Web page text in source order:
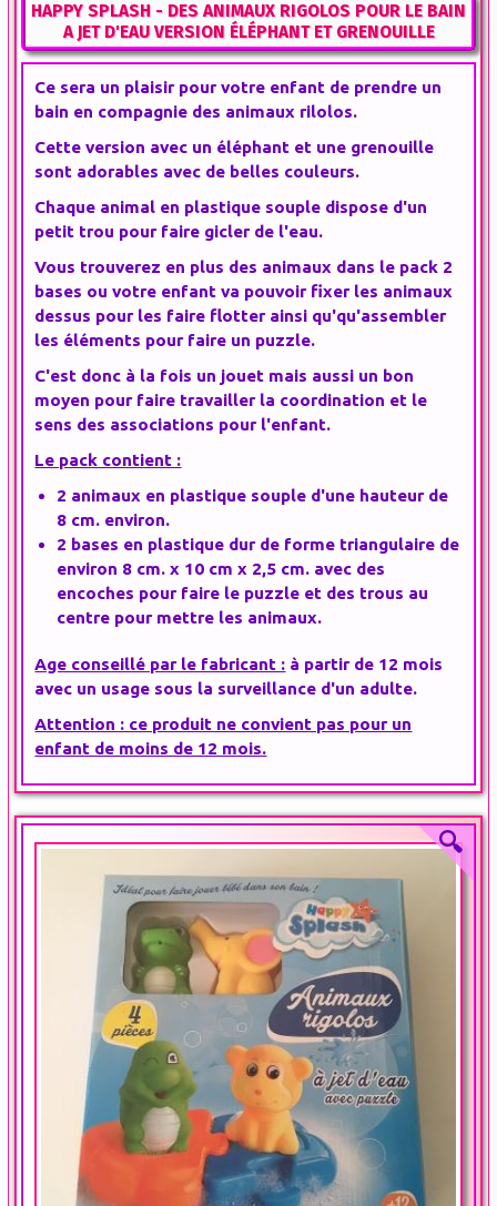
HAPPY SPLASH - DES ANIMAUX RIGOLOS POUR LE BAIN
A JET D'EAU VERSION ÉLÉPHANT ET GRENOUILLE
Ce sera un plaisir pour votre enfant de prendre un
bain en compagnie des animaux rilolos.
Cette version avec un éléphant et une grenouille
sont adorables avec de belles couleurs.
Chaque animal en plastique souple dispose d'un
petit trou pour faire gicler de l'eau.
Vous trouverez en plus des animaux dans le pack 2
bases ou votre enfant va pouvoir fixer les animaux
dessus pour les faire flotter ainsi qu'qu'assembler
les éléments pour faire un puzzle.
C'est donc à la fois un jouet mais aussi un bon
moyen pour faire travailler la coordination et le
sens des associations pour l'enfant.
Le pack contient :
2 animaux en plastique souple d'une hauteur de
8 cm. environ.
2 bases en plastique dur de forme triangulaire de
environ 8 cm. x 10 cm x 2,5 cm. avec des
encoches pour faire le puzzle et des trous au
centre pour mettre les animaux.
Age conseillé par le fabricant : à partir de 12 mois
avec un usage sous la surveillance d'un adulte.
Attention : ce produit ne convient pas pour un
enfant de moins de 12 mois.